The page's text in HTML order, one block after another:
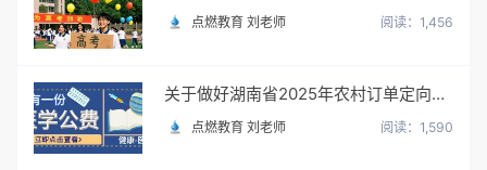
点燃教育 刘老师 阅读：1,456
关于做好湖南省2025年农村订单定向免费本科医学生招生培养工作的通知
点燃教育 刘老师 阅读：1,590